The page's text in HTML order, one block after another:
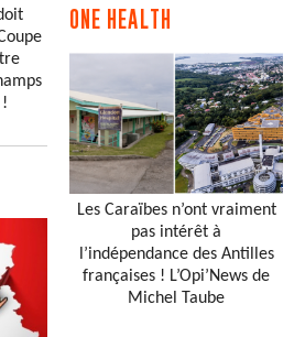
ONE HEALTH
Les Caraïbes n’ont vraiment
pas intérêt à
l’indépendance des Antilles
françaises ! L’Opi’News de
Michel Taube